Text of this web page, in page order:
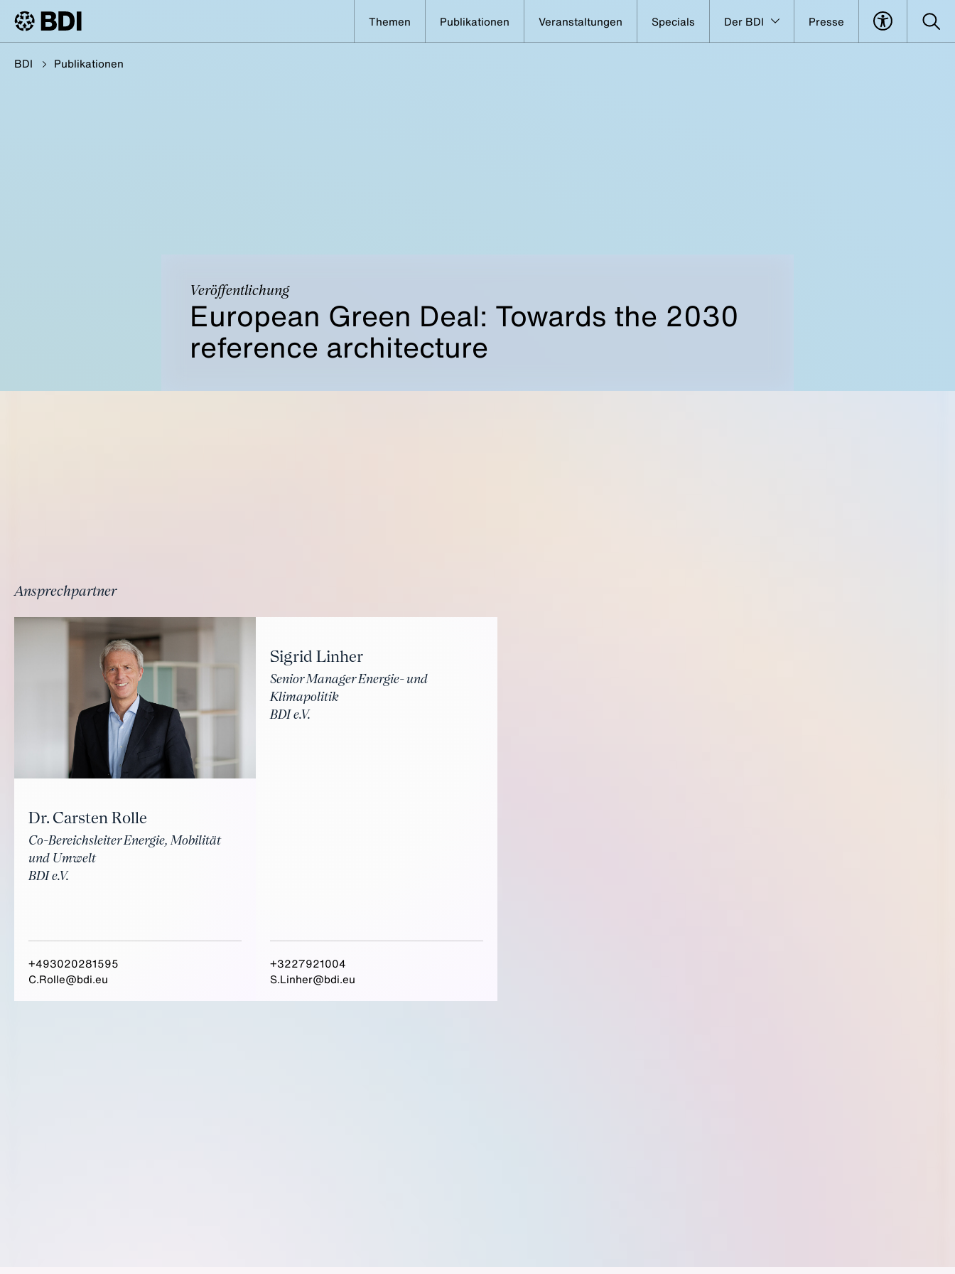
Themen Publikationen Veranstaltungen Specials Der BDI Presse
BDI Publikationen
Veröffentlichung
European Green Deal: Towards the 2030
reference architecture
Ansprechpartner
Dr. Carsten Rolle
Co-Bereichsleiter Energie, Mobilität
und Umwelt
BDI e.V.
+493020281595
C.Rolle@bdi.eu
Sigrid Linher
Senior Manager Energie- und
Klimapolitik
BDI e.V.
+3227921004
S.Linher@bdi.eu